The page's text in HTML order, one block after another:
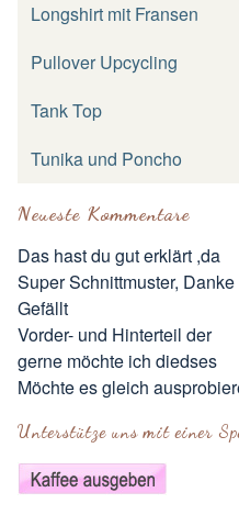
Longshirt mit Fransen
Pullover Upcycling
Tank Top
Tunika und Poncho
Neueste Kommentare
Das hast du gut erklärt ,da
Super Schnittmuster, Danke
Gefällt
Vorder- und Hinterteil der
gerne möchte ich diedses
Möchte es gleich
Unterstütze uns mit einer